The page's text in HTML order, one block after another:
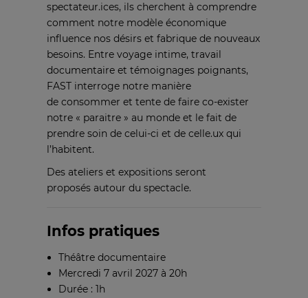
spectateur.ices, ils cherchent à comprendre
comment notre modèle économique
influence nos désirs et fabrique de nouveaux
besoins. Entre voyage intime, travail
documentaire et témoignages poignants,
FAST interroge notre manière
de consommer et tente de faire co-exister
notre « paraitre » au monde et le fait de
prendre soin de celui-ci et de celle.ux qui
l’habitent.
Des ateliers et expositions seront
proposés autour du spectacle.
Infos pratiques
Théâtre documentaire
Mercredi 7 avril 2027 à 20h
Durée : 1h